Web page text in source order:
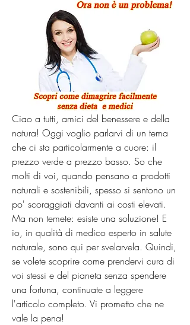
Ciao a tutti, amici del benessere e della
natura! Oggi voglio parlarvi di un tema
che ci sta particolarmente a cuore: il
prezzo verde a prezzo basso. So che
molti di voi, quando pensano a prodotti
naturali e sostenibili, spesso si sentono un
po' scoraggiati davanti ai costi elevati.
Ma non temete: esiste una soluzione! E
io, in qualità di medico esperto in salute
naturale, sono qui per svelarvela. Quindi,
se volete scoprire come prendervi cura di
voi stessi e del pianeta senza spendere
una fortuna, continuate a leggere
l'articolo completo. Vi prometto che ne
vale la pena!